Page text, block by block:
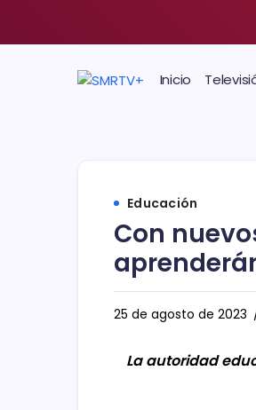
Inicio
Educación
Con
25 de agosto de 2023
La autoridad